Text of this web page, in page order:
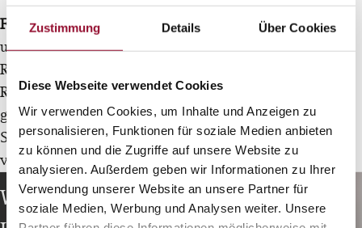
Zustimmung Details Über Cookies
Diese Webseite verwendet Cookies
Wir verwenden Cookies, um Inhalte und Anzeigen zu
personalisieren, Funktionen für soziale Medien anbieten
zu können und die Zugriffe auf unsere Website zu
analysieren. Außerdem geben wir Informationen zu Ihrer
Verwendung unserer Website an unsere Partner für
soziale Medien, Werbung und Analysen weiter. Unsere
Für Neukunden:
Bereits in der Planungsphase
unterstützen wir Sie dabei, Ihre Wand- und
Raumsysteme optimal für mögliche
Re‑Use‑Optionen auszurichten. Diese Beratung
gehört seit über 40 Jahren zu unserem
Selbstverständnis – denn unsere Systeme sind
von Grund auf flexibel konzipiert.
Wir empfehlen Ihnen passende